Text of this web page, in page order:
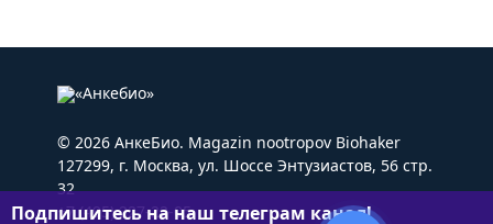
© 2026 АнкеБио. Magazin nootropov Biohaker
127299, г. Москва, ул. Шоссе Энтузиастов, 56 стр.
32
+7 (495) 227-22-05
Подпишитесь на наш телеграм канал!